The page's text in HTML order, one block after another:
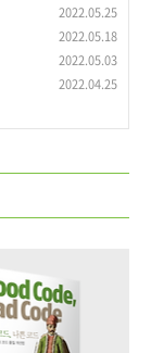
2022.05.25
2022.05.18
2022.05.03
2022.04.25